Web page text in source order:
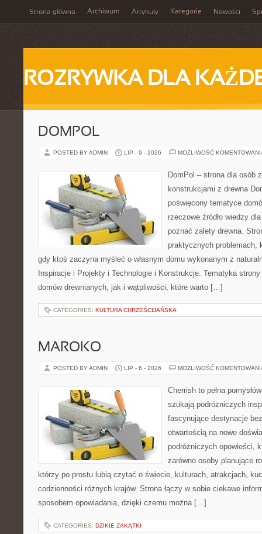
Strona główna Archiwum Artykuły Kategorie Nowości
ROZRYWKA DLA
DOMPOL
POSTED BY ADMIN LIP - 9 - 2026 MOŻLIWOŚĆ
DomPol – strona dla osób
konstrukcjami z drewna
poświęcony tematyce
rzeczowe źródło wiedzy
poznać zalety drewna.
praktycznych problemach,
gdy ktoś zaczyna myśleć o własnym domu wykonanym z
Inspiracje i Projekty i Technologie i Konstrukcje. Tematyka
domów drewnianych, jak i wątpliwości, które warto […]
CATEGORIES: KULTURA CHRZEŚCIJAŃSKA
MAROKO
POSTED BY ADMIN LIP - 6 - 2026 MOŻLIWOŚĆ
Cherrish to pełna
szukają podróżniczych
fascynujące destynacje
otwartością na nowe
podróżniczych opowieści,
zarówno osoby planujące
którzy po prostu lubią czytać o świecie, kulturach, atrakcjach,
codzienności różnych krajów. Strona łączy w sobie ciekawe
sposobem opowiadania, dzięki czemu można […]
CATEGORIES: DZIKIE ZAKĄTKI